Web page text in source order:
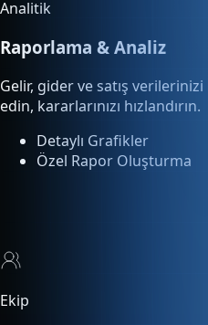
Gelir, gider ve satış
edin, kararlarınızı hızlandırın.
Detaylı Grafikler
Özel Rapor Oluşturma
Çoklu Kullanıcı
Ekip üyelerinize rol bazlı yetki